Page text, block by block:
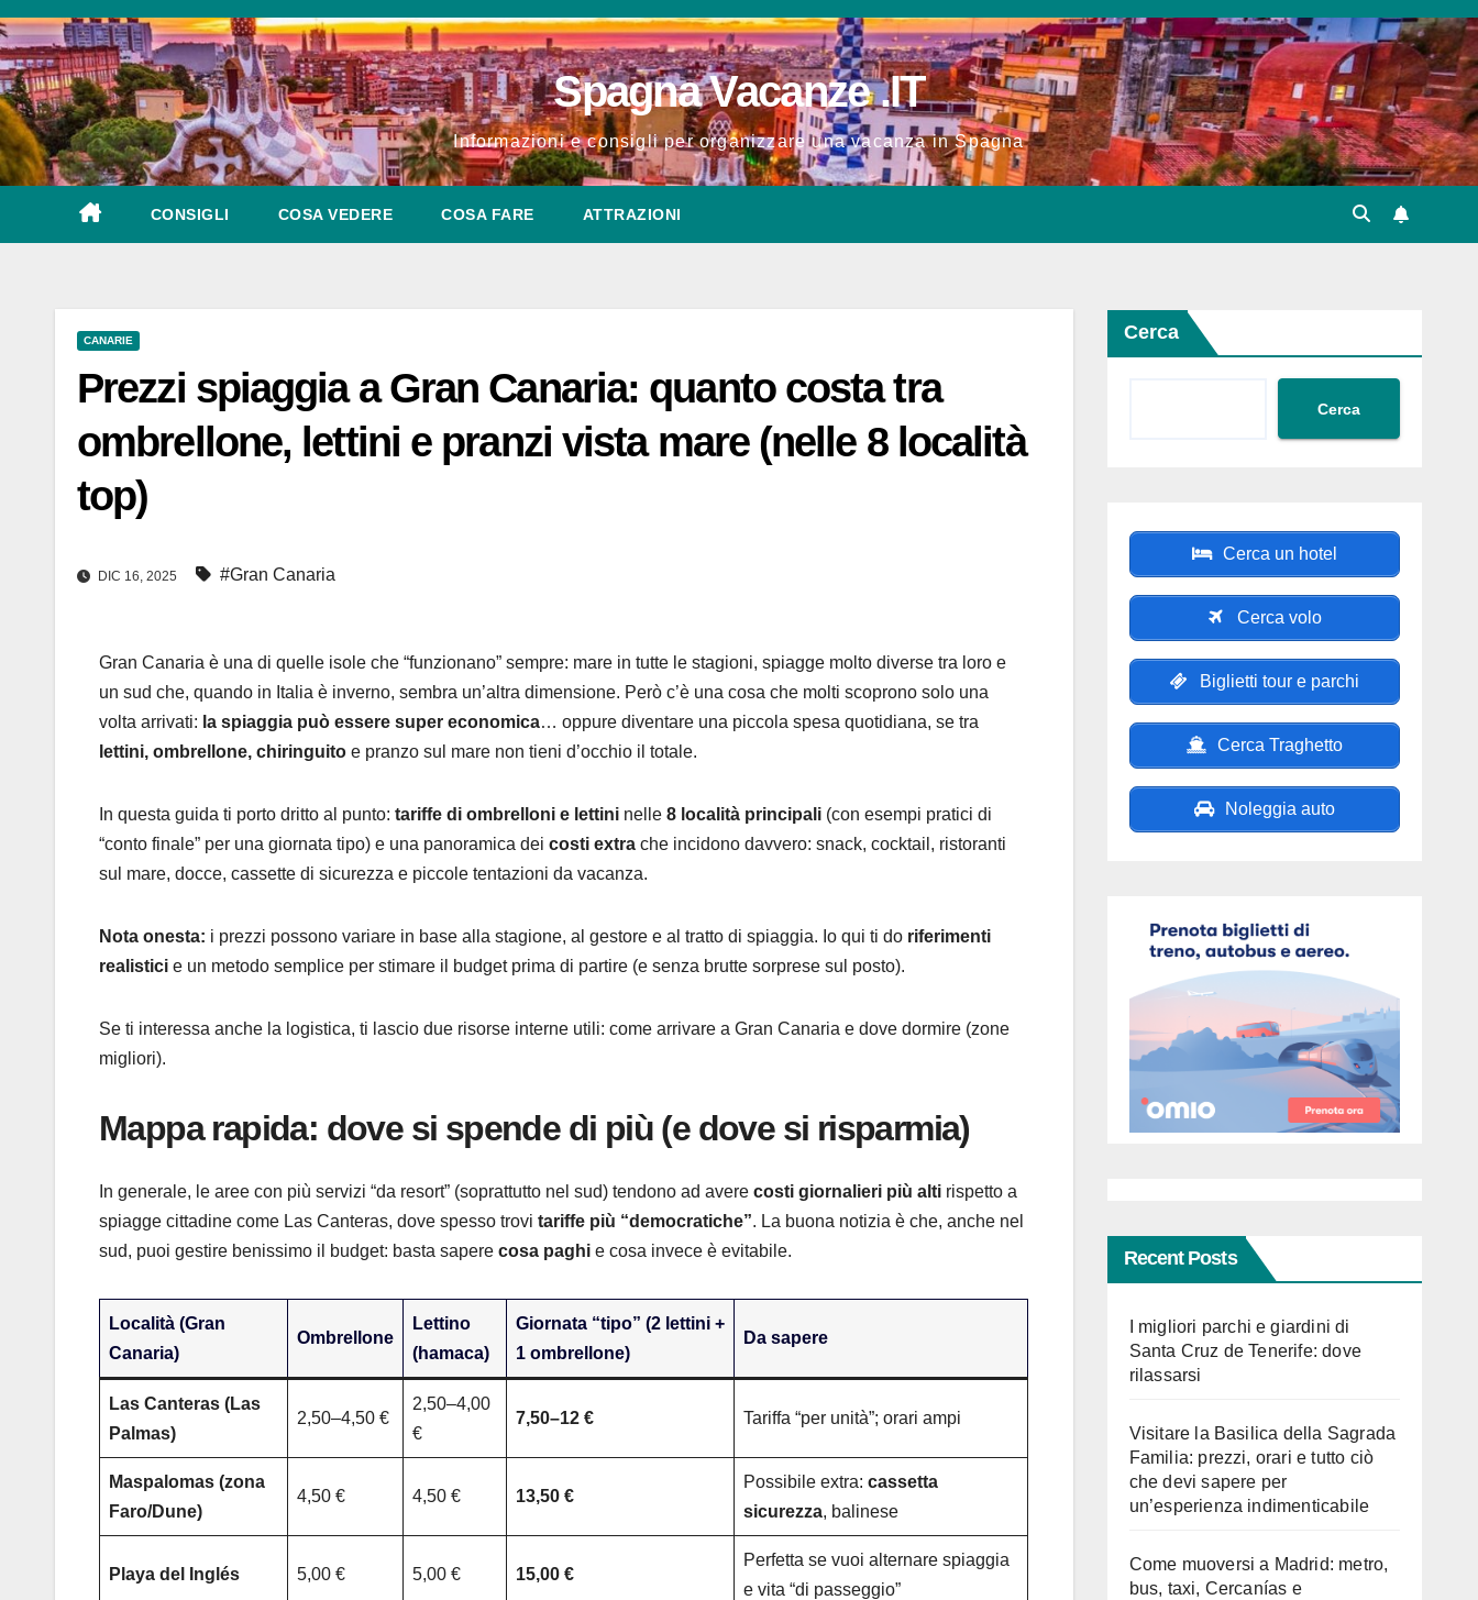
Salta
al
contenuto
Spagna Vacanze .IT
Informazioni e consigli per organizzare una vacanza in Spagna
CONSIGLI COSA VEDERE COSA FARE ATTRAZIONI
CANARIE
Prezzi spiaggia a Gran Canaria: quanto costa tra
ombrellone, lettini e pranzi vista mare (nelle 8 località
top)
DIC 16, 2025 #Gran Canaria
Gran Canaria è una di quelle isole che “funzionano” sempre: mare in tutte le stagioni, spiagge molto diverse tra loro e
un sud che, quando in Italia è inverno, sembra un’altra dimensione. Però c’è una cosa che molti scoprono solo una
volta arrivati: la spiaggia può essere super economica… oppure diventare una piccola spesa quotidiana, se tra
lettini, ombrellone, chiringuito e pranzo sul mare non tieni d’occhio il totale.
In questa guida ti porto dritto al punto: tariffe di ombrelloni e lettini nelle 8 località principali (con esempi pratici di
“conto finale” per una giornata tipo) e una panoramica dei costi extra che incidono davvero: snack, cocktail, ristoranti
sul mare, docce, cassette di sicurezza e piccole tentazioni da vacanza.
Nota onesta: i prezzi possono variare in base alla stagione, al gestore e al tratto di spiaggia. Io qui ti do riferimenti
realistici e un metodo semplice per stimare il budget prima di partire (e senza brutte sorprese sul posto).
Se ti interessa anche la logistica, ti lascio due risorse interne utili: come arrivare a Gran Canaria e dove dormire (zone
migliori).
Mappa rapida: dove si spende di più (e dove si risparmia)
In generale, le aree con più servizi “da resort” (soprattutto nel sud) tendono ad avere costi giornalieri più alti rispetto a
spiagge cittadine come Las Canteras, dove spesso trovi tariffe più “democratiche”. La buona notizia è che, anche nel
sud, puoi gestire benissimo il budget: basta sapere cosa paghi e cosa invece è evitabile.
Località (Gran
Canaria)
Ombrellone
Lettino
(hamaca)
Giornata “tipo” (2 lettini +
1 ombrellone)
Da sapere
Las Canteras (Las
Palmas)
2,50–4,50 €
2,50–4,00
€
7,50–12 € Tariffa “per unità”; orari ampi
Maspalomas (zona
Faro/Dune)
4,50 € 4,50 € 13,50 €
Possibile extra: cassetta
sicurezza, balinese
Playa del Inglés 5,00 € 5,00 € 15,00 €
Perfetta se vuoi alternare spiaggia
e vita “di passeggio”
Cerca
Cerca
Cerca un hotel
Cerca volo
Biglietti tour e parchi
Cerca Traghetto
Noleggia auto
Recent Posts
I migliori parchi e giardini di
Santa Cruz de Tenerife: dove
rilassarsi
Visitare la Basilica della Sagrada
Familia: prezzi, orari e tutto ciò
che devi sapere per
un’esperienza indimenticabile
Come muoversi a Madrid: metro,
bus, taxi, Cercanías e